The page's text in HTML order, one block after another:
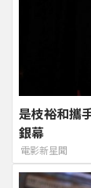
是枝裕和攜
銀幕
電影新星聞